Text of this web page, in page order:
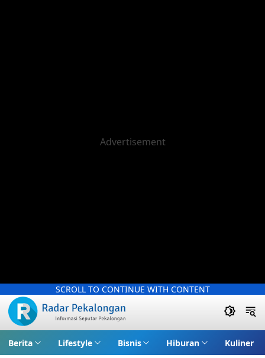
SCROLL TO CONTINUE WITH CONTENT
Berita Lifestyle Bisnis Hiburan Kuliner